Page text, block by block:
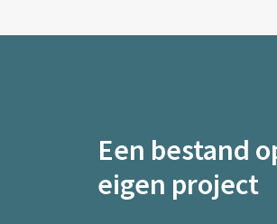
Een bestand
eigen project